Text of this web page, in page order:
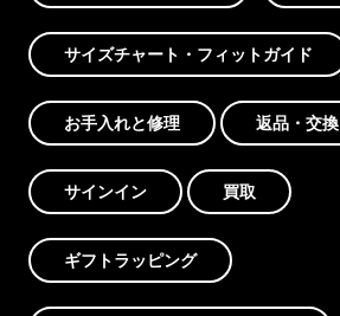
サイズチャート・フィットガイド
お手入れと修理 返品・交換
サインイン 買取
ギフトラッピング